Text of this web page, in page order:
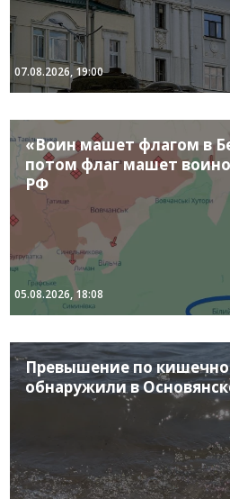
07.08.2026, 19:00
«Воин машет флагом в
потом флаг машет
РФ
05.08.2026, 18:08
Превышение по
обнаружили в